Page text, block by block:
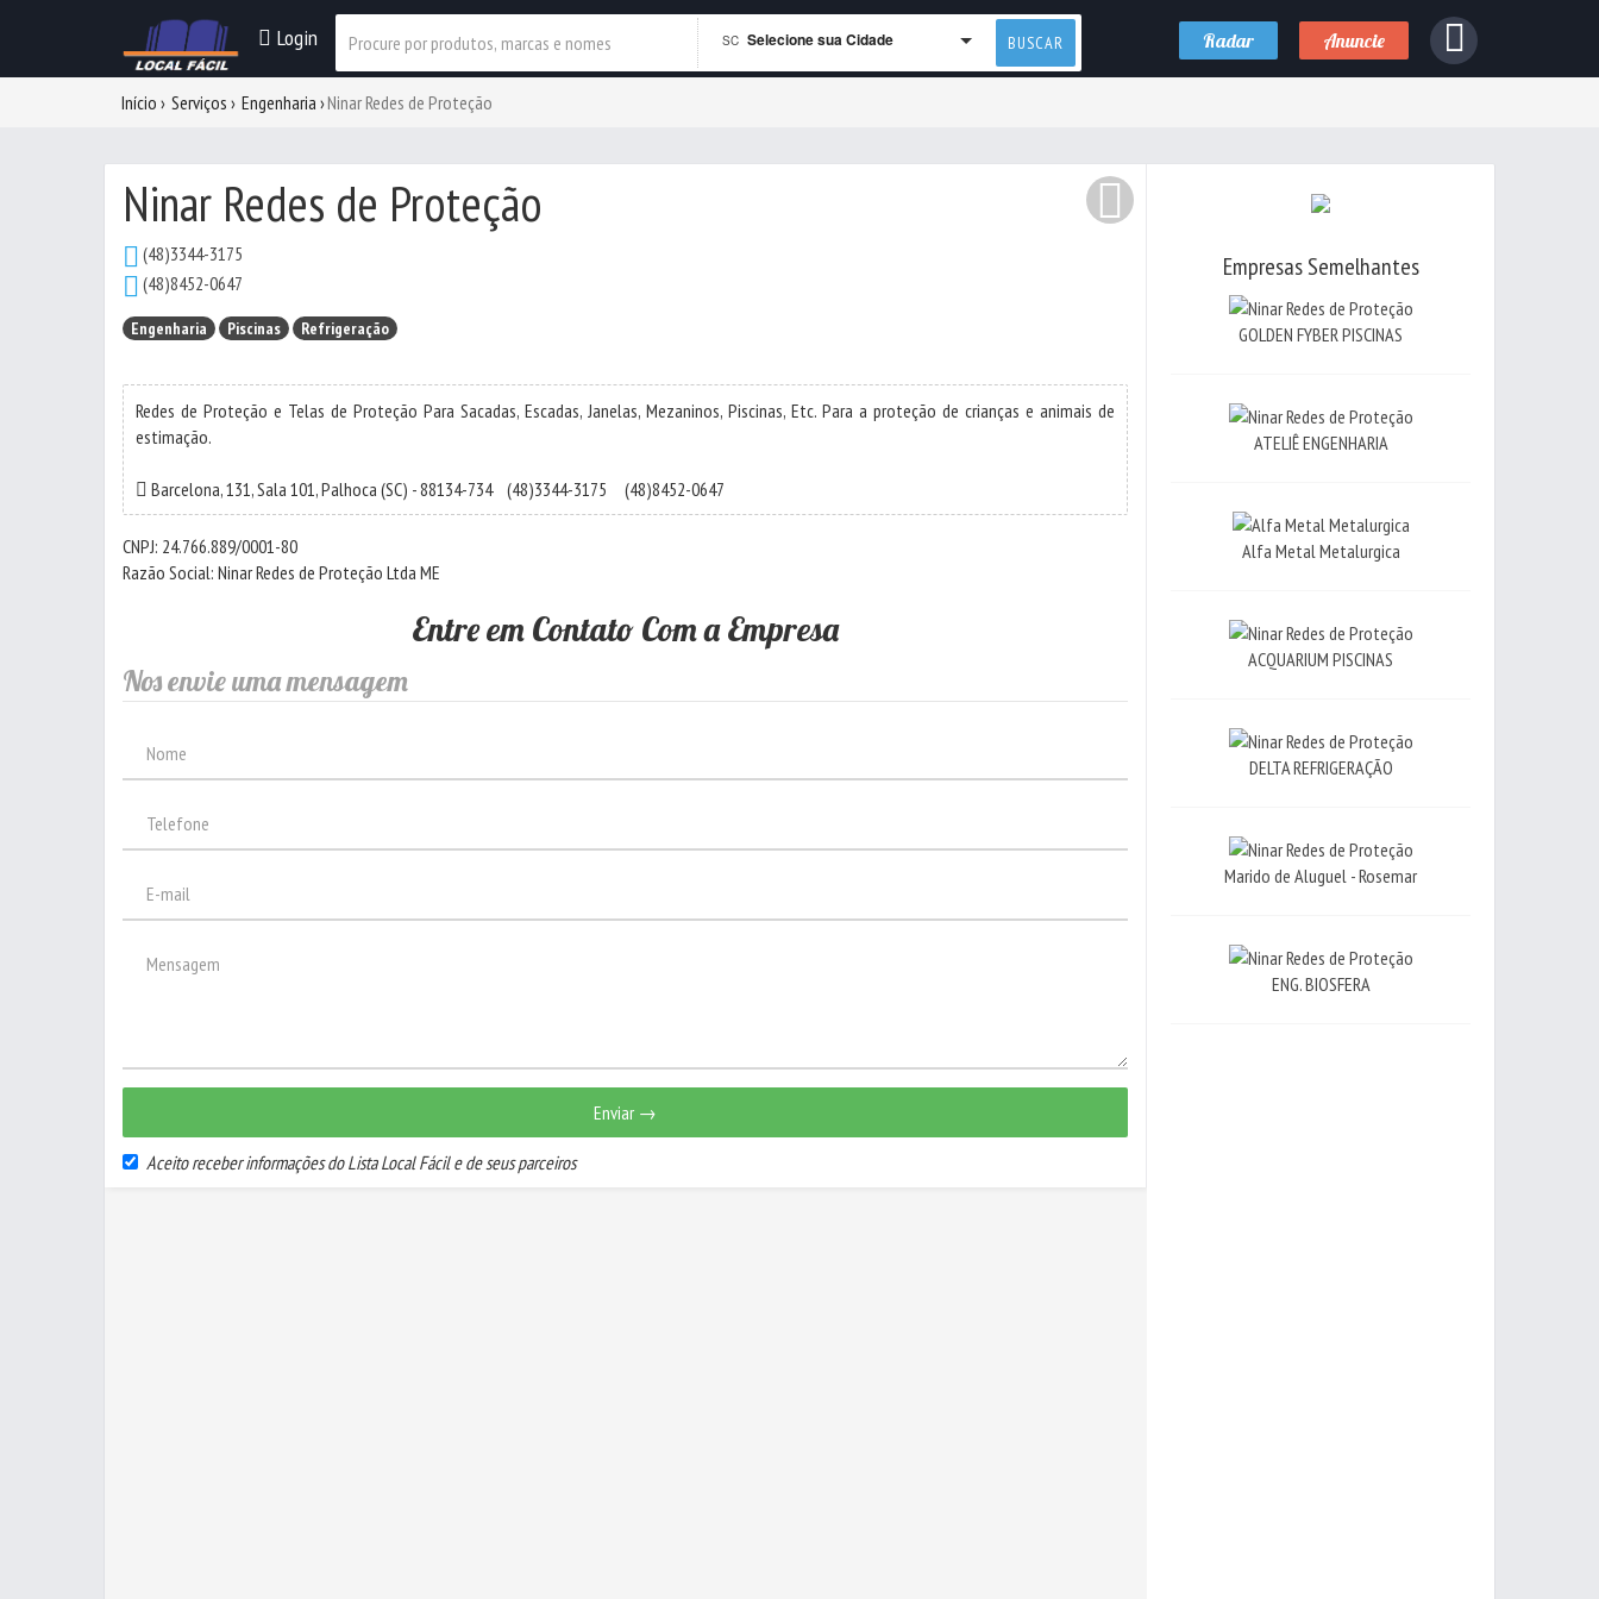
Login SC Selecione sua Cidade BUSCAR Radar Anuncie
Início Serviços Engenharia Ninar Redes de Proteção
Ninar Redes de Proteção
(48)3344-3175
(48)8452-0647
Engenharia Piscinas Refrigeração
Redes de Proteção e Telas de Proteção Para Sacadas, Escadas, Janelas, Mezaninos, Piscinas, Etc. Para a proteção de crianças e animais de
estimação.
Barcelona, 131, Sala 101,Palhoca (SC) - 88134-734 (48)3344-3175 (48)8452-0647
CNPJ: 24.766.889/0001-80
Razão Social: Ninar Redes de Proteção Ltda ME
Entre em Contato Com a Empresa
Nos envie uma mensagem
Enviar →
Aceito receber informações do Lista Local Fácil e de seus parceiros
Empresas Semelhantes
GOLDEN FYBER PISCINAS
ATELIÊ ENGENHARIA
Alfa Metal Metalurgica
ACQUARIUM PISCINAS
DELTA REFRIGERAÇÃO
Marido de Aluguel - Rosemar
ENG. BIOSFERA